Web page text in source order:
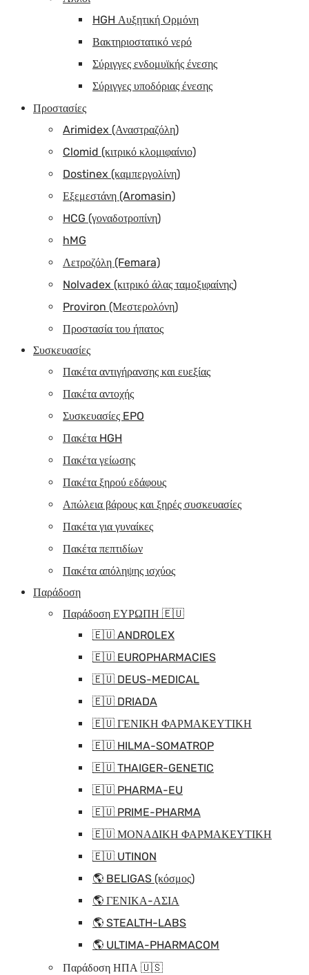
HGH Αυξητική Ορμόνη
Βακτηριοστατικό νερό
Σύριγγες ενδομυϊκής ένεσης
Σύριγγες υποδόριας ένεσης
Προστασίες
Arimidex (Αναστραζόλη)
Clomid (κιτρικό κλομιφαίνιο)
Dostinex (καμπεργολίνη)
Εξεμεστάνη (Aromasin)
HCG (γοναδοτροπίνη)
hMG
Λετροζόλη (Femara)
Nolvadex (κιτρικό άλας ταμοξιφαίνης)
Proviron (Μεστερολόνη)
Προστασία του ήπατος
Συσκευασίες
Πακέτα αντιγήρανσης και ευεξίας
Πακέτα αντοχής
Συσκευασίες EPO
Πακέτα HGH
Πακέτα γείωσης
Πακέτα ξηρού εδάφους
Απώλεια βάρους και ξηρές συσκευασίες
Πακέτα για γυναίκες
Πακέτα πεπτιδίων
Πακέτα απόληψης ισχύος
Παράδοση
Παράδοση ΕΥΡΩΠΗ 🇪🇺
🇪🇺 ANDROLEX
🇪🇺 EUROPHARMACIES
🇪🇺 DEUS-MEDICAL
🇪🇺 DRIADA
🇪🇺 ΓΕΝΙΚΗ ΦΑΡΜΑΚΕΥΤΙΚΗ
🇪🇺 HILMA-SOMATROP
🇪🇺 THAIGER-GENETIC
🇪🇺 PHARMA-EU
🇪🇺 PRIME-PHARMA
🇪🇺 ΜΟΝΑΔΙΚΗ ΦΑΡΜΑΚΕΥΤΙΚΗ
🇪🇺 UTINON
🌎 BELIGAS (κόσμος)
🌎 ΓΕΝΙΚΑ-ΑΣΙΑ
🌎 STEALTH-LABS
🌎 ULTIMA-PHARMACOM
Παράδοση ΗΠΑ 🇺🇸